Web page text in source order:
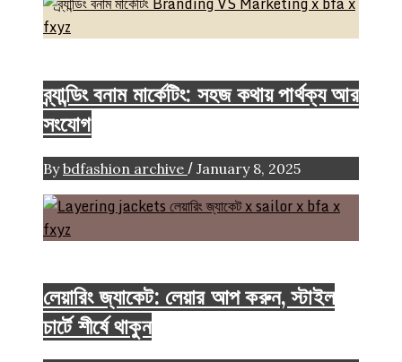
ব্র্যান্ডিং বনাম মার্কেটিং: সহজ কথায় পার্থক্য আর
সংযোগ
By bdfashion archive / January 8, 2025
লেয়ারিং জ্যাকেট: লেয়ার আপ করুন, স্টাইল
চার্টে শীর্ষে থাকুন